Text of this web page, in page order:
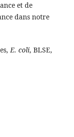
et de
dans notre
E. coli, BLSE,